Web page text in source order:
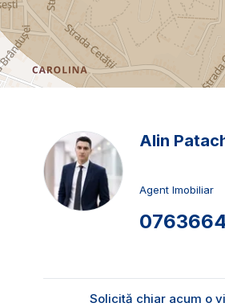
Alin
Agent Imobiliar
Solicită chiar acum o